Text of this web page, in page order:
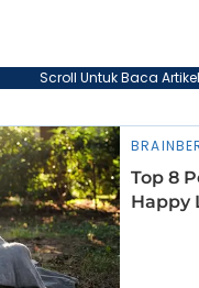
Scroll Untuk Baca Artikel